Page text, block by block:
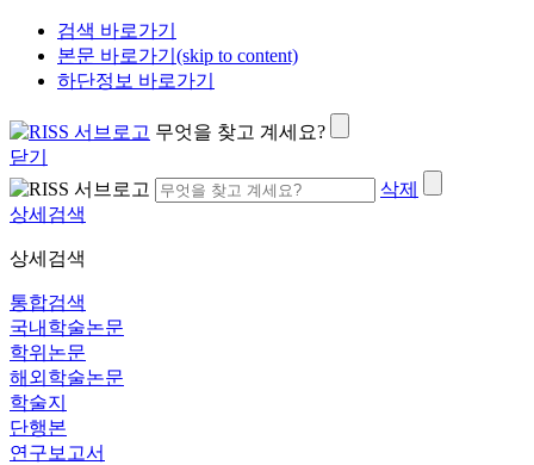
검색 바로가기
본문 바로가기(skip to content)
하단정보 바로가기
무엇을 찾고 계세요?
닫기
삭제
상세검색
상세검색
통합검색
국내학술논문
학위논문
해외학술논문
학술지
단행본
연구보고서